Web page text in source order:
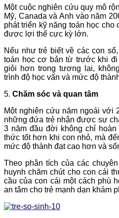
Một cuộc nghiên cứu quy mô
Mỹ, Canada và Anh vào năm
phát triển kỹ năng toán học
được lợi thế cực kỳ lớn.
Nếu như trẻ biết về các con
toán học cơ bản từ trước khi
giỏi hơn trong tương lai,
trình độ học vấn và mức độ
5. Chăm sóc và quan tâm
Một nghiên cứu năm ngoái với
những đứa trẻ nhận được sự
3 năm đầu đời không chỉ
thức tốt hơn khi con nhỏ, mà
mức độ thành đạt cao hơn và
Theo phân tích của các
huynh chăm chút cho con cái
cầu của con cái một cách phù
an tâm cho trẻ mạnh dạn khám